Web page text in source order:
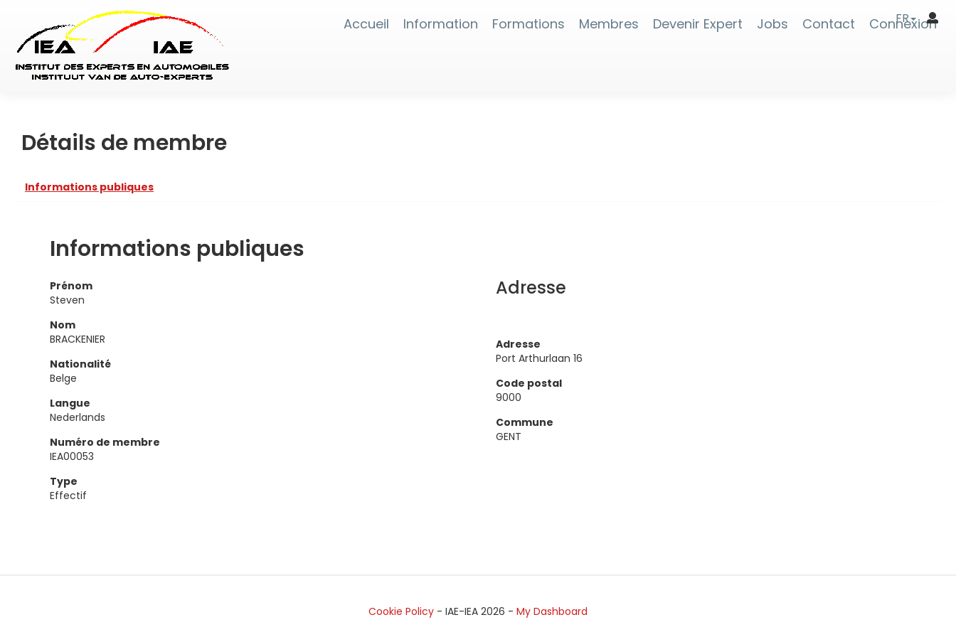
Accueil Information Formations Membres Devenir Expert Jobs Contact Connexion
FR
Détails de membre
Informations publiques
Informations publiques
Prénom
Steven
Nom
BRACKENIER
Nationalité
Belge
Langue
Nederlands
Numéro de membre
IEA00053
Type
Effectif
Adresse
Adresse
Port Arthurlaan 16
Code postal
9000
Commune
GENT
Cookie Policy - IAE-IEA 2026 - My Dashboard